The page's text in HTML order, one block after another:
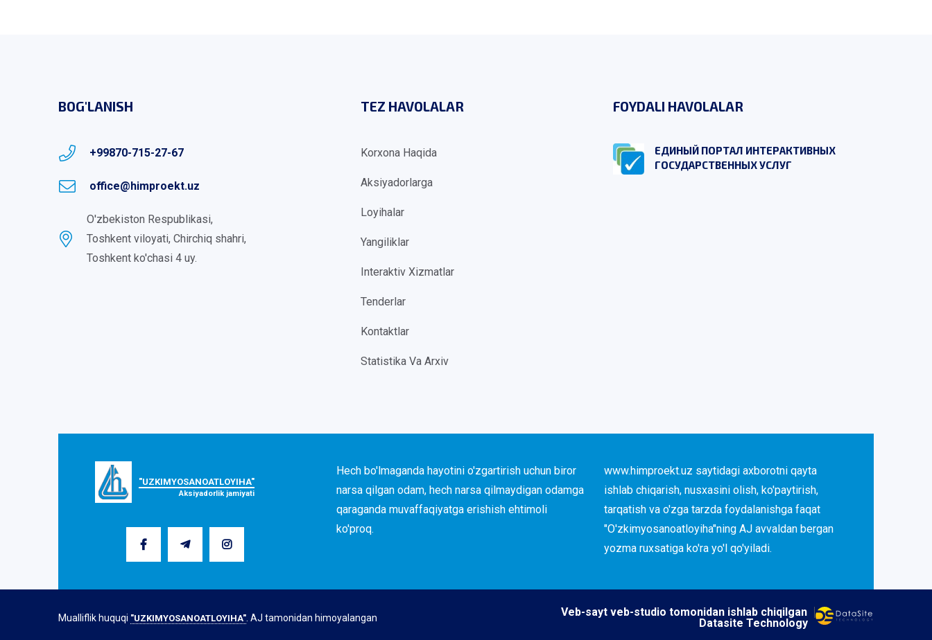
BOG'LANISH
+99870-715-27-67
office@himproekt.uz
O'zbekiston Respublikasi,
Toshkent viloyati, Chirchiq shahri,
Toshkent ko'chasi 4 uy.
TEZ HAVOLALAR
Korxona Haqida
Aksiyadorlarga
Loyihalar
Yangiliklar
Interaktiv Xizmatlar
Tenderlar
Kontaktlar
Statistika Va Arxiv
FOYDALI HAVOLALAR
ЕДИНЫЙ ПОРТАЛ ИНТЕРАКТИВНЫХ
ГОСУДАРСТВЕННЫХ УСЛУГ
"UZKIMYOSANOATLOYIHA"
Aksiyadorlik jamiyati
Hech bo'lmaganda hayotini o'zgartirish uchun biror
narsa qilgan odam, hech narsa qilmaydigan odamga
qaraganda muvaffaqiyatga erishish ehtimoli
ko'proq.
www.himproekt.uz saytidagi axborotni qayta
ishlab chiqarish, nusxasini olish, ko'paytirish,
tarqatish va o'zga tarzda foydalanishga faqat
"O'zkimyosanoatloyiha"ning AJ avvaldan bergan
yozma ruxsatiga ko'ra yo'l qo'yiladi.
Mualliflik huquqi "UZKIMYOSANOATLOYIHA" . AJ tamonidan himoyalangan
Veb-sayt veb-studio tomonidan ishlab chiqilgan
Datasite Technology